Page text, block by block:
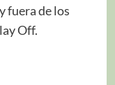
fuera de los
Off.